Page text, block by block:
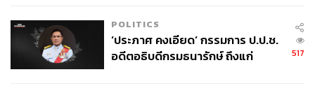
ถ่ายทอดสดอย่างชัดเจน โดยสองแพ็กเกจแบ่งเป็นลิขสิทธิ์
ถ่ายทอดสดแพ็กเกจละ 20 เกมต่อหนึ่งฤดูกาล เป็นระยะเวลา
POLITICS
‘ประภาศ คงเอียด’ กรรมการ ป.ป.ช.
อดีตอธิบดีกรมธนารักษ์ ถึงแก่
517